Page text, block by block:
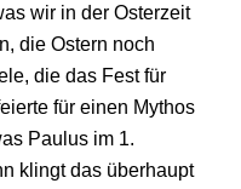
wir in der Osterzeit
die Ostern noch
die das Fest für
für einen Mythos
Paulus im 1.
klingt das überhaupt